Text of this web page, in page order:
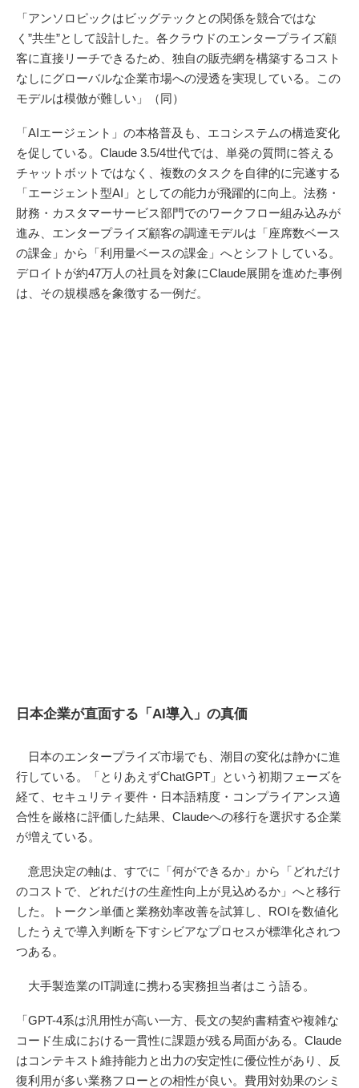
「アンソロピックはビッグテックとの関係を競合ではな
く”共生”として設計した。各クラウドのエンタープライズ顧
客に直接リーチできるため、独自の販売網を構築するコスト
なしにグローバルな企業市場への浸透を実現している。この
モデルは模倣が難しい」（同）
「AIエージェント」の本格普及も、エコシステムの構造変化
を促している。Claude 3.5/4世代では、単発の質問に答える
チャットボットではなく、複数のタスクを自律的に完遂する
「エージェント型AI」としての能力が飛躍的に向上。法務・
財務・カスタマーサービス部門でのワークフロー組み込みが
進み、エンタープライズ顧客の調達モデルは「座席数ベース
の課金」から「利用量ベースの課金」へとシフトしている。
デロイトが約47万人の社員を対象にClaude展開を進めた事例
は、その規模感を象徴する一例だ。
日本企業が直面する「AI導入」の真価
日本のエンタープライズ市場でも、潮目の変化は静かに進
行している。「とりあえずChatGPT」という初期フェーズを
経て、セキュリティ要件・日本語精度・コンプライアンス適
合性を厳格に評価した結果、Claudeへの移行を選択する企業
が増えている。
意思決定の軸は、すでに「何ができるか」から「どれだけ
のコストで、どれだけの生産性向上が見込めるか」へと移行
した。トークン単価と業務効率改善を試算し、ROIを数値化
したうえで導入判断を下すシビアなプロセスが標準化されつ
つある。
大手製造業のIT調達に携わる実務担当者はこう語る。
「GPT-4系は汎用性が高い一方、長文の契約書精査や複雑な
コード生成における一貫性に課題が残る局面がある。Claude
はコンテキスト維持能力と出力の安定性に優位性があり、反
復利用が多い業務フローとの相性が良い。費用対効果のシミ